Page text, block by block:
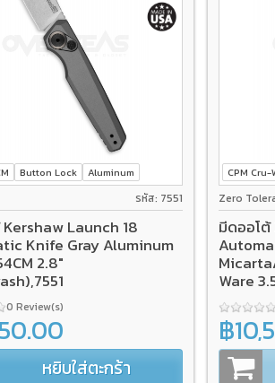
Button Lock Aluminum
รหัส: 7551
Launch 18
Knife Gray Aluminum
2.8"
0 Review(s)
หยิบใส่ตะกร้า
CPM Cru-
Zero
มีดออโ
Ware
฿